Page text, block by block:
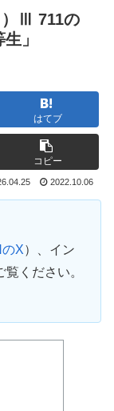
）Ⅲ 711の
」
はてブ
コピー
2022.10.06
X）、イン
覧ください。